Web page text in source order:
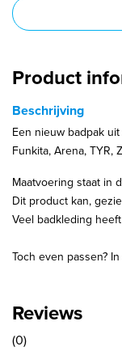
Product
Beschrijving
Een nieuw badpak
Funkita, Arena, TYR,
Maatvoering staat in
Dit product kan,
Veel badkleding
Toch even passen?
Reviews
(0)